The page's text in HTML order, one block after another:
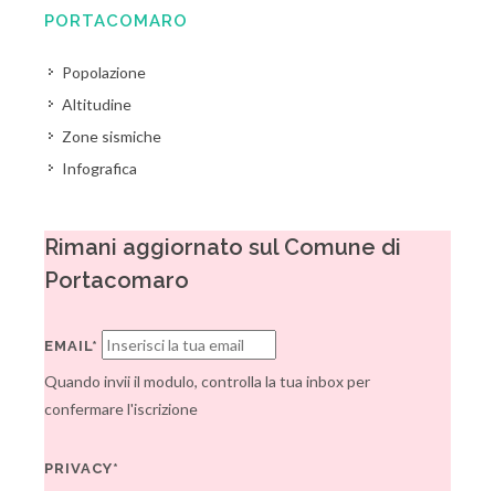
PORTACOMARO
Popolazione
Altitudine
Zone sismiche
Infografica
Rimani aggiornato sul Comune di
Portacomaro
EMAIL*
Quando invii il modulo, controlla la tua inbox per
confermare l'iscrizione
PRIVACY*